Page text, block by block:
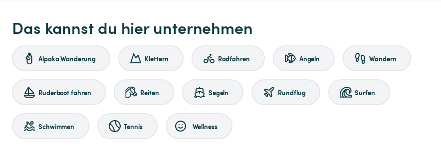
Das kannst du hier unternehmen
Alpaka Wanderung Klettern Radfahren Angeln Wandern
Ruderboot fahren Reiten Segeln Rundflug Surfen
Schwimmen Tennis Wellness